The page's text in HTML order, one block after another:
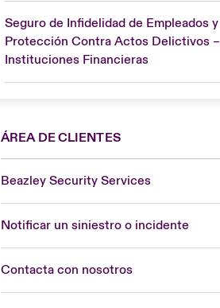
Seguro de Infidelidad de Empleados y
Protección Contra Actos Delictivos –
Instituciones Financieras
ÁREA DE CLIENTES
Beazley Security Services
Notificar un siniestro o incidente
Contacta con nosotros
United Kingdom
Asia Pacific